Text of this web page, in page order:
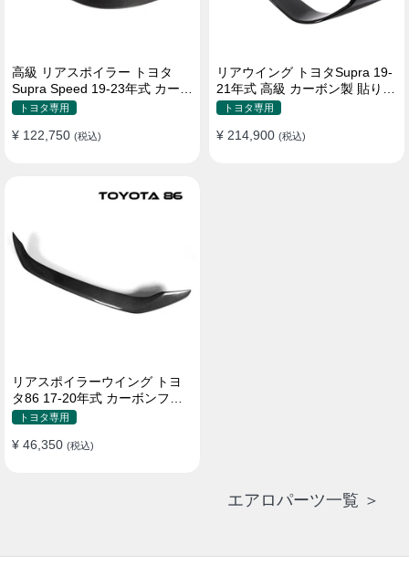
高級 リアスポイラー トヨタ
Supra Speed 19-23年式 カーボ
ン製 貼り付け装着
トヨタ専用
¥ 122,750 (税込)
リアウイング トヨタSupra 19-
21年式 高級 カーボン製 貼り付
け装着
トヨタ専用
¥ 214,900 (税込)
リアスポイラーウイング トヨ
タ86 17-20年式 カーボンファ
イバー 貼り付け装着
トヨタ専用
¥ 46,350 (税込)
エアロパーツ一覧 ＞